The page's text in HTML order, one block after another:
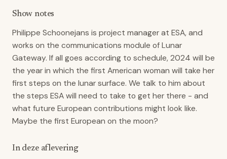
Show notes
Philippe Schoonejans is project manager at ESA, and
works on the communications module of Lunar
Gateway. If all goes according to schedule, 2024 will be
the year in which the first American woman will take her
first steps on the lunar surface. We talk to him about
the steps ESA will need to take to get her there - and
what future European contributions might look like.
Maybe the first European on the moon?
In deze aflevering